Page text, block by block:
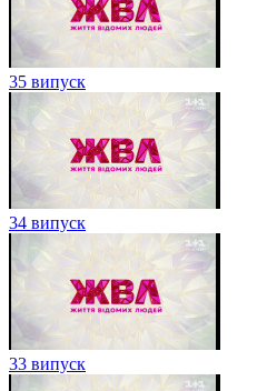
35 випуск
34 випуск
33 випуск